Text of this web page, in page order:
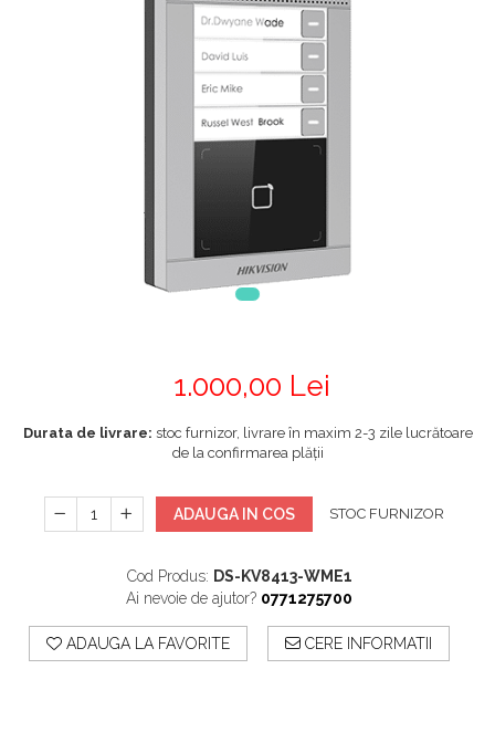
1.000,00 Lei
Durata de livrare: stoc furnizor, livrare în maxim 2-3 zile lucrătoare
de la confirmarea plății
ADAUGA IN COS STOC FURNIZOR
Cod Produs: DS-KV8413-WME1
Ai nevoie de ajutor? 0771275700
ADAUGA LA FAVORITE CERE INFORMATII